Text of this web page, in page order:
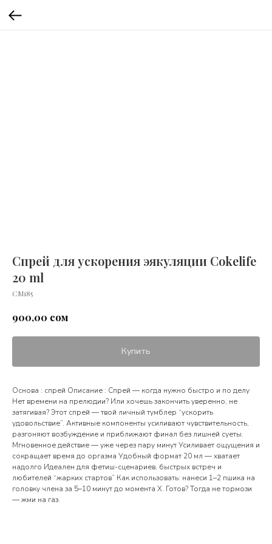
Спрей для ускорения эякуляции Cokelife
20 ml
СМ185
900,00 сом
Купить
Основа : спрей Описание : Спрей — когда нужно быстро и по делу
Нет времени на прелюдии? Или хочешь закончить уверенно, не
затягивая? Этот спрей — твой личный тумблер “ускорить
удовольствие”. Активные компоненты усиливают чувствительность,
разгоняют возбуждение и приближают финал без лишней суеты.
Мгновенное действие — уже через пару минут Усиливает ощущения и
сокращает время до оргазма Удобный формат 20 мл — хватает
надолго Идеален для фетиш-сценариев, быстрых встреч и
любителей “жарких стартов” Как использовать: нанеси 1–2 пшика на
головку члена за 5–10 минут до момента X. Готов? Тогда не тормози
— жми на газ.